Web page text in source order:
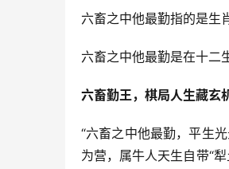
六畜之中他最勤指的是生
六畜之中他最勤是在十二
六畜勤王，棋局人生藏玄
“六畜之中他最勤，平生
为营，属牛人天生自带“